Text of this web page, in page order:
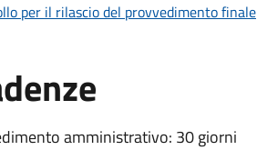
per il rilascio del provvedimento finale
amministrativo: 30 giorni